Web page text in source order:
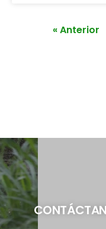
« Anterior